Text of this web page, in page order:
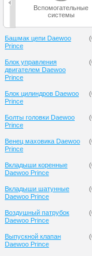
Вспомогательные
системы
Башмак цепи Daewoo
Prince
(
Блок управления
двигателем Daewoo
Prince
(
Блок цилиндров Daewoo
Prince
(
Болты головки Daewoo
Prince
(
Венец маховика Daewoo
Prince
(
Вкладыши коренные
Daewoo Prince
(
Вкладыши шатунные
Daewoo Prince
(
Воздушный патрубок
Daewoo Prince
(
Выпускной клапан
Daewoo Prince
(